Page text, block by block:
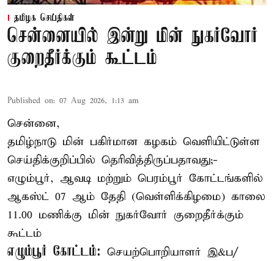
தமிழக செய்திகள்
சென்னையில் இன்று மின் நுகர்வோர்
குறைதீர்க்கும் கூட்டம்
Published on: 07 Aug 2026, 1:13 am
சென்னை,
தமிழ்நாடு மின் பகிர்மான கழகம் வெளியிட்டுள்ள
செய்திக்குறிப்பில் தெரிவித்திருப்பதாவது;-
எழும்பூர், ஆவடி மற்றும் பெரம்பூர் கோட்டங்களில்
ஆகஸ்ட் 07 ஆம் தேதி (வெள்ளிக்கிழமை) காலை
11.00 மணிக்கு மின் நுகர்வோர் குறைதீர்க்கும்
கூட்டம்
எழும்பூர் கோட்டம்: செயற்பொறியாளர் இ&ப/